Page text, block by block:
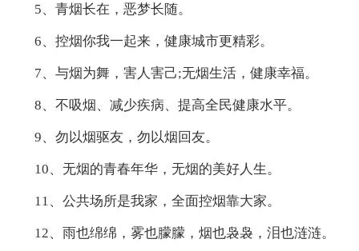
5、青烟长在，恶梦长随。
6、控烟你我一起来，健康城市更精彩。
7、与烟为舞，害人害己;无烟生活，健康幸福。
8、不吸烟、减少疾病、提高全民健康水平。
9、勿以烟驱友，勿以烟回友。
10、无烟的青春年华，无烟的美好人生。
11、公共场所是我家，全面控烟靠大家。
12、雨也绵绵，雾也朦朦，烟也袅袅，泪也涟涟。